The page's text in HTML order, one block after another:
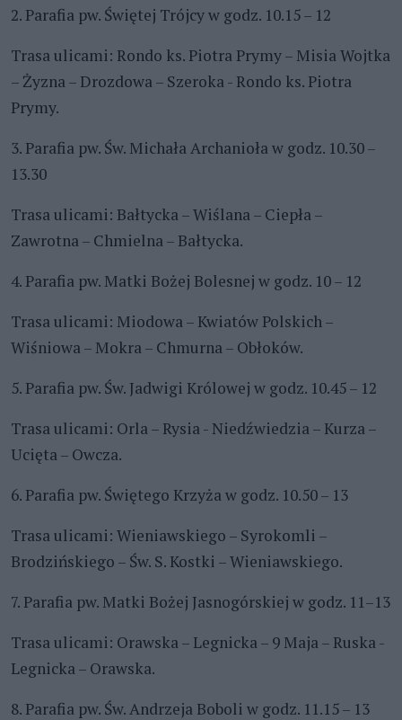
2. Parafia pw. Świętej Trójcy w godz. 10.15 – 12
Trasa ulicami: Rondo ks. Piotra Prymy – Misia Wojtka
– Żyzna – Drozdowa – Szeroka - Rondo ks. Piotra
Prymy.
3. Parafia pw. Św. Michała Archanioła w godz. 10.30 –
13.30
Trasa ulicami: Bałtycka – Wiślana – Ciepła –
Zawrotna – Chmielna – Bałtycka.
4. Parafia pw. Matki Bożej Bolesnej w godz. 10 – 12
Trasa ulicami: Miodowa – Kwiatów Polskich –
Wiśniowa – Mokra – Chmurna – Obłoków.
5. Parafia pw. Św. Jadwigi Królowej w godz. 10.45 – 12
Trasa ulicami: Orla – Rysia - Niedźwiedzia – Kurza –
Ucięta – Owcza.
6. Parafia pw. Świętego Krzyża w godz. 10.50 – 13
Trasa ulicami: Wieniawskiego – Syrokomli –
Brodzińskiego – Św. S. Kostki – Wieniawskiego.
7. Parafia pw. Matki Bożej Jasnogórskiej w godz. 11–13
Trasa ulicami: Orawska – Legnicka – 9 Maja – Ruska -
Legnicka – Orawska.
8. Parafia pw. Św. Andrzeja Boboli w godz. 11.15 – 13